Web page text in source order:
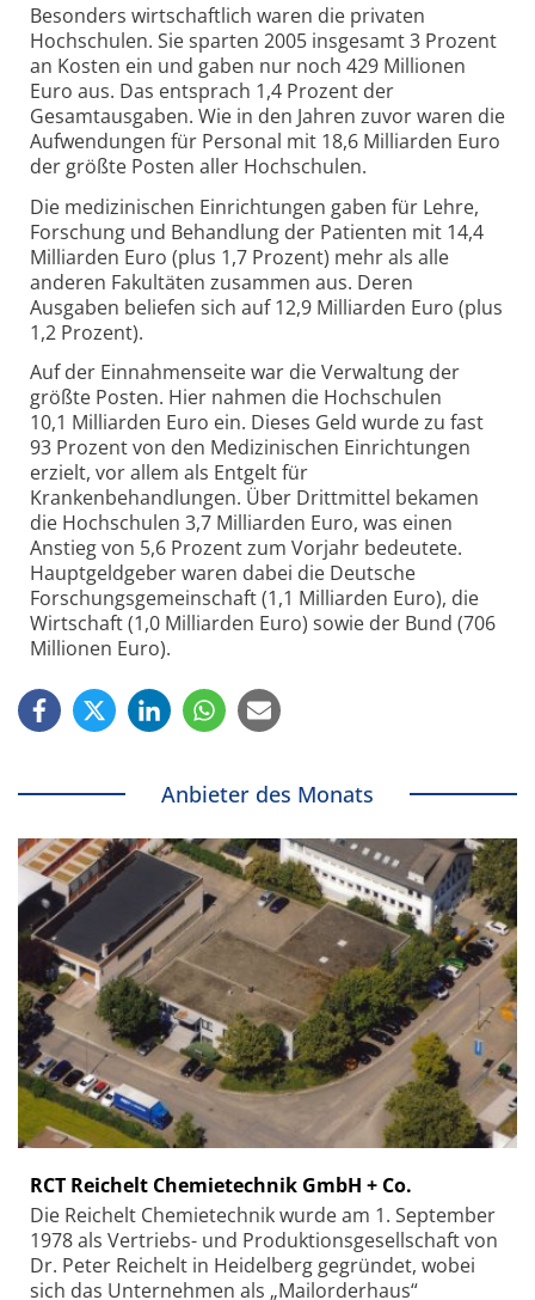
Besonders wirtschaftlich waren die privaten
Hochschulen. Sie sparten 2005 insgesamt 3 Prozent
an Kosten ein und gaben nur noch 429 Millionen
Euro aus. Das entsprach 1,4 Prozent der
Gesamtausgaben. Wie in den Jahren zuvor waren die
Aufwendungen für Personal mit 18,6 Milliarden Euro
der größte Posten aller Hochschulen.
Die medizinischen Einrichtungen gaben für Lehre,
Forschung und Behandlung der Patienten mit 14,4
Milliarden Euro (plus 1,7 Prozent) mehr als alle
anderen Fakultäten zusammen aus. Deren
Ausgaben beliefen sich auf 12,9 Milliarden Euro (plus
1,2 Prozent).
Auf der Einnahmenseite war die Verwaltung der
größte Posten. Hier nahmen die Hochschulen
10,1 Milliarden Euro ein. Dieses Geld wurde zu fast
93 Prozent von den Medizinischen Einrichtungen
erzielt, vor allem als Entgelt für
Krankenbehandlungen. Über Drittmittel bekamen
die Hochschulen 3,7 Milliarden Euro, was einen
Anstieg von 5,6 Prozent zum Vorjahr bedeutete.
Hauptgeldgeber waren dabei die Deutsche
Forschungsgemeinschaft (1,1 Milliarden Euro), die
Wirtschaft (1,0 Milliarden Euro) sowie der Bund (706
Millionen Euro).
Anbieter des Monats
RCT Reichelt Chemietechnik GmbH + Co.
Die Reichelt Chemietechnik wurde am 1. September
1978 als Vertriebs- und Produktionsgesellschaft von
Dr. Peter Reichelt in Heidelberg gegründet, wobei
sich das Unternehmen als „Mailorderhaus“